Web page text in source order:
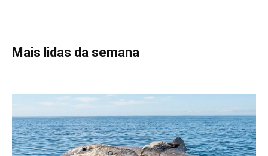
Peixe-lua emerge horizontalmente na superfície oceânica para
permitir que aves marinhas removam ectoparasitas